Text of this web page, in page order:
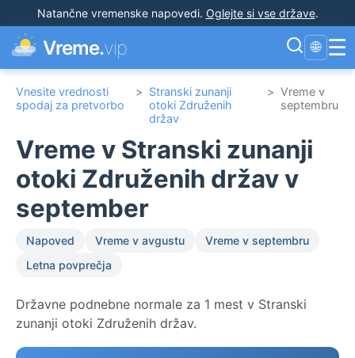
Natančne vremenske napovedi. Oglejte si vse države.
Vreme.vip 🌐 ☰
Vnesite vrednosti
spodaj za pretvorbo
> Stranski zunanji
otoki Združenih
držav
> Vreme v
septembru
Vreme v Stranski zunanji
otoki Združenih držav v
september
Napoved Vreme v avgustu
Vreme v septembru
Letna povprečja
Državne podnebne normale za 1 mest v Stranski
zunanji otoki Združenih držav.